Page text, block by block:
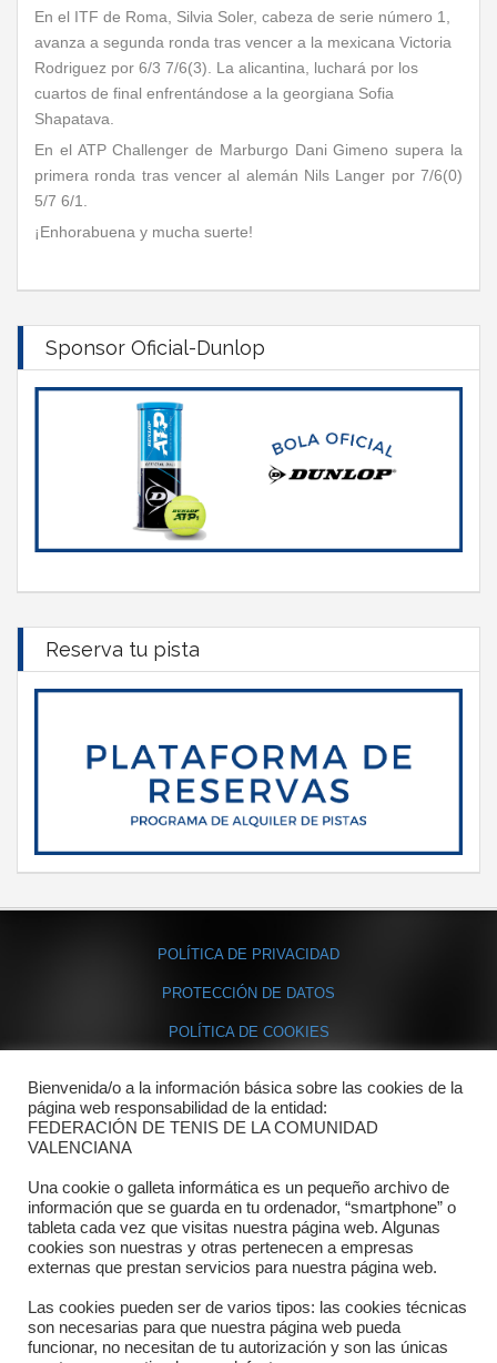
En el ITF de Roma, Silvia Soler, cabeza de serie número 1,
avanza a segunda ronda tras vencer a la mexicana Victoria
Rodriguez por 6/3 7/6(3). La alicantina, luchará por los
cuartos de final enfrentándose a la georgiana Sofia
Shapatava.
En el ATP Challenger de Marburgo Dani Gimeno supera la
primera ronda tras vencer al alemán Nils Langer por 7/6(0)
5/7 6/1.
¡Enhorabuena y mucha suerte!
Sponsor Oficial-Dunlop
Reserva tu pista
POLÍTICA DE PRIVACIDAD
PROTECCIÓN DE DATOS
POLÍTICA DE COOKIES
Contacto
Dónde estamos
Directorio departamentos
Horario
Formulario de contacto
Bienvenida/o a la información básica sobre las cookies de la
página web responsabilidad de la entidad:
FEDERACIÓN DE TENIS DE LA COMUNIDAD
VALENCIANA
Una cookie o galleta informática es un pequeño archivo de
información que se guarda en tu ordenador, “smartphone” o
tableta cada vez que visitas nuestra página web. Algunas
cookies son nuestras y otras pertenecen a empresas
externas que prestan servicios para nuestra página web.
Las cookies pueden ser de varios tipos: las cookies técnicas
son necesarias para que nuestra página web pueda
funcionar, no necesitan de tu autorización y son las únicas